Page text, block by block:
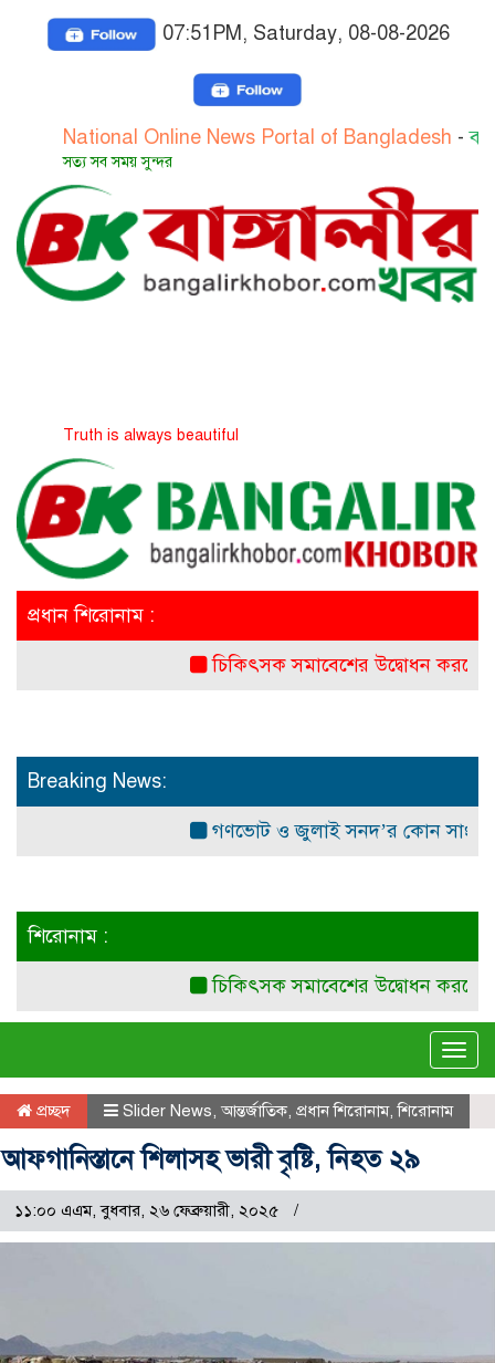
07:51PM, Saturday, 08-08-2026
Online News Portal of Bangladesh-
সব সময় সুন্দর
is always beautiful
প্রধান শিরোনাম :
চিকিৎসক সমাবেশের উদ্বোধন করলেন
Breaking News:
গণভোট ও জুলাই সনদ’র কোন
শিরোনাম :
চিকিৎসক সমাবেশের উদ্বোধন করলেন
প্রচ্ছদ Slider News, আন্তর্জাতিক, প্রধান শিরোনাম,শিরোনাম
আফগানিস্তানে শিলাসহ ভারী বৃষ্টি, নিহত ২৯
১১:০০ এএম, বুধবার, ২৬ ফেব্রুয়ারী, ২০২৫